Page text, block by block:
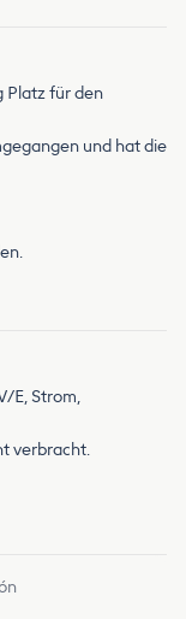
Platz für den
und hat die
E, Strom,
verbracht.